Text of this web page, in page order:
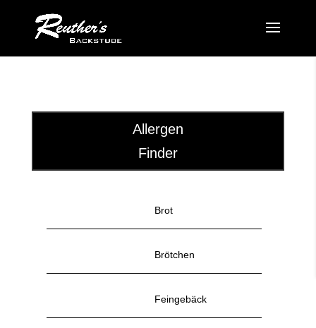
Allergen
Finder
Brot
Brötchen
Feingebäck